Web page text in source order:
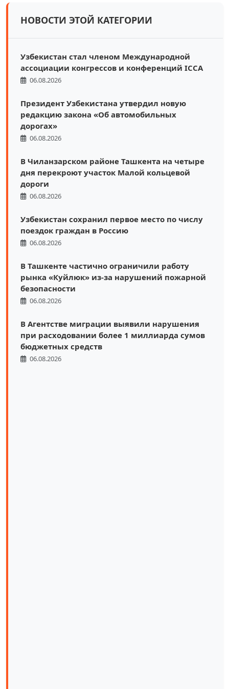
НОВОСТИ ЭТОЙ КАТЕГОРИИ
Узбекистан стал членом Международной
ассоциации конгрессов и конференций ICCA
06.08.2026
Президент Узбекистана утвердил новую
редакцию закона «Об автомобильных
дорогах»
06.08.2026
В Чиланзарском районе Ташкента на четыре
дня перекроют участок Малой кольцевой
дороги
06.08.2026
Узбекистан сохранил первое место по числу
поездок граждан в Россию
06.08.2026
В Ташкенте частично ограничили работу
рынка «Куйлюк» из-за нарушений пожарной
безопасности
06.08.2026
В Агентстве миграции выявили нарушения
при расходовании более 1 миллиарда сумов
бюджетных средств
06.08.2026